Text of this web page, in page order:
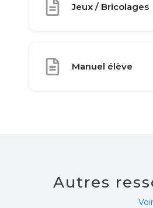
Jeux / Bricolages
Manuel élève
Autres